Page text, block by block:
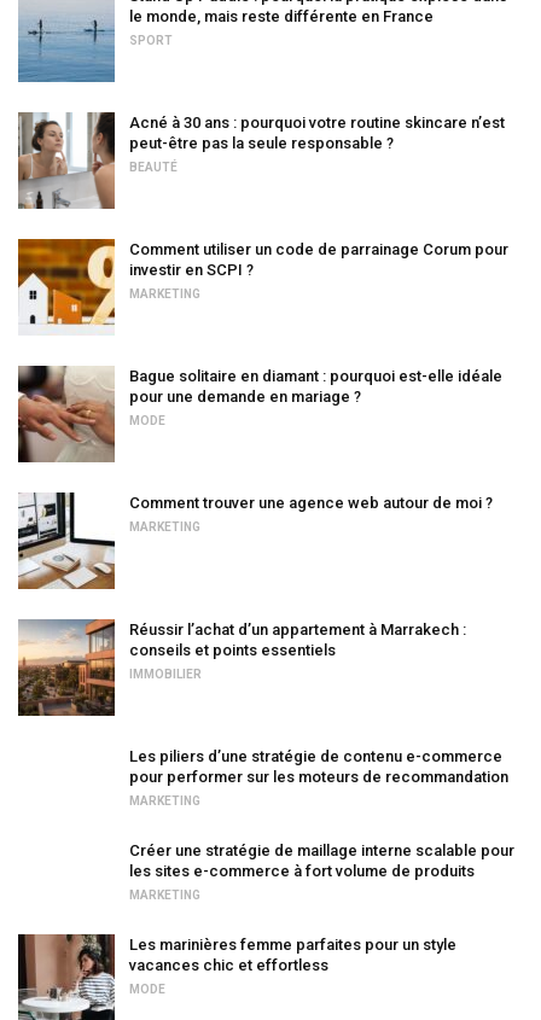
le monde, mais reste différente en France
SPORT
Acné à 30 ans : pourquoi votre routine skincare n’est
peut-être pas la seule responsable ?
BEAUTÉ
Comment utiliser un code de parrainage Corum pour
investir en SCPI ?
MARKETING
Bague solitaire en diamant : pourquoi est-elle idéale
pour une demande en mariage ?
MODE
Comment trouver une agence web autour de moi ?
MARKETING
Réussir l’achat d’un appartement à Marrakech :
conseils et points essentiels
IMMOBILIER
Les piliers d’une stratégie de contenu e-commerce
pour performer sur les moteurs de recommandation
MARKETING
Créer une stratégie de maillage interne scalable pour
les sites e-commerce à fort volume de produits
MARKETING
Les marinières femme parfaites pour un style
vacances chic et effortless
MODE